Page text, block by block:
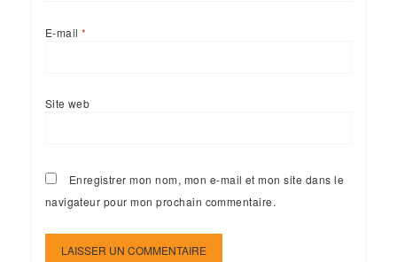
E-mail *
Site web
Enregistrer mon nom, mon e-mail et mon site dans le
navigateur pour mon prochain commentaire.